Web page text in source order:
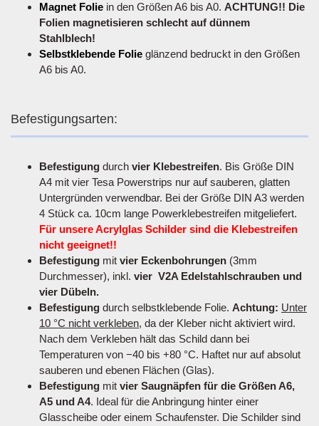
Magnet Folie in den Größen A6 bis A0. ACHTUNG!! Die
Folien magnetisieren schlecht auf dünnem
Stahlblech!
Selbstklebende Folie glänzend bedruckt in den Größen
A6 bis A0.
Befestigungsarten:
Befestigung durch vier Klebestreifen. Bis Größe DIN
A4 mit vier Tesa Powerstrips nur auf sauberen, glatten
Untergründen verwendbar. Bei der Größe DIN A3 werden
4 Stück ca. 10cm lange Powerklebestreifen mitgeliefert.
Für unsere Acrylglas Schilder sind die Klebestreifen
nicht geeignet!!
Befestigung mit vier Eckenbohrungen (3mm
Durchmesser), inkl. vier V2A Edelstahlschrauben und
vier Dübeln.
Befestigung durch selbstklebende Folie. Achtung: Unter
10 °C nicht verkleben, da der Kleber nicht aktiviert wird.
Nach dem Verkleben hält das Schild dann bei
Temperaturen von −40 bis +80 °C. Haftet nur auf absolut
sauberen und ebenen Flächen (Glas).
Befestigung mit vier Saugnäpfen für die Größen A6,
A5 und A4. Ideal für die Anbringung hinter einer
Glasscheibe oder einem Schaufenster. Die Schilder sind